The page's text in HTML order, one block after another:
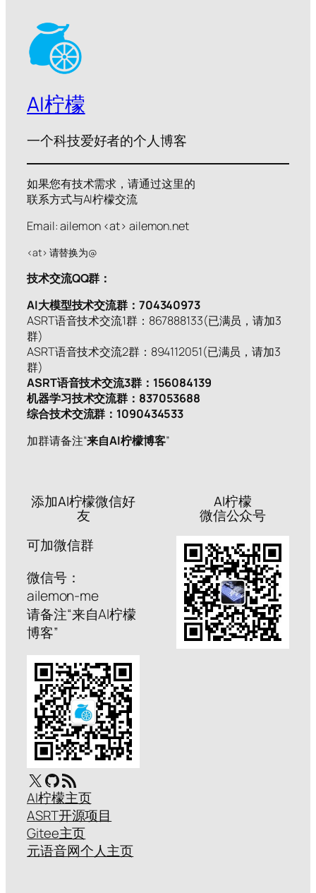
AI柠檬
一个科技爱好者的个人博客
如果您有技术需求，请通过这里的
联系方式与AI柠檬交流
Email: ailemon <at> ailemon.net
<at> 请替换为@
技术交流QQ群：
AI大模型技术交流群：704340973
ASRT语音技术交流1群：867888133(已满员，请加3
群)
ASRT语音技术交流2群：894112051(已满员，请加3
群)
ASRT语音技术交流3群：156084139
机器学习技术交流群：837053688
综合技术交流群：1090434533
加群请备注“来自AI柠檬博客”
添加AI柠檬微信好
友
可加微信群
微信号：
ailemon-me
请备注“来自AI柠檬
博客”
AI柠檬
微信公众号
X GitHub
RSS Feed
AI柠檬主页
ASRT开源项目
Gitee主页
元语音网个人主页